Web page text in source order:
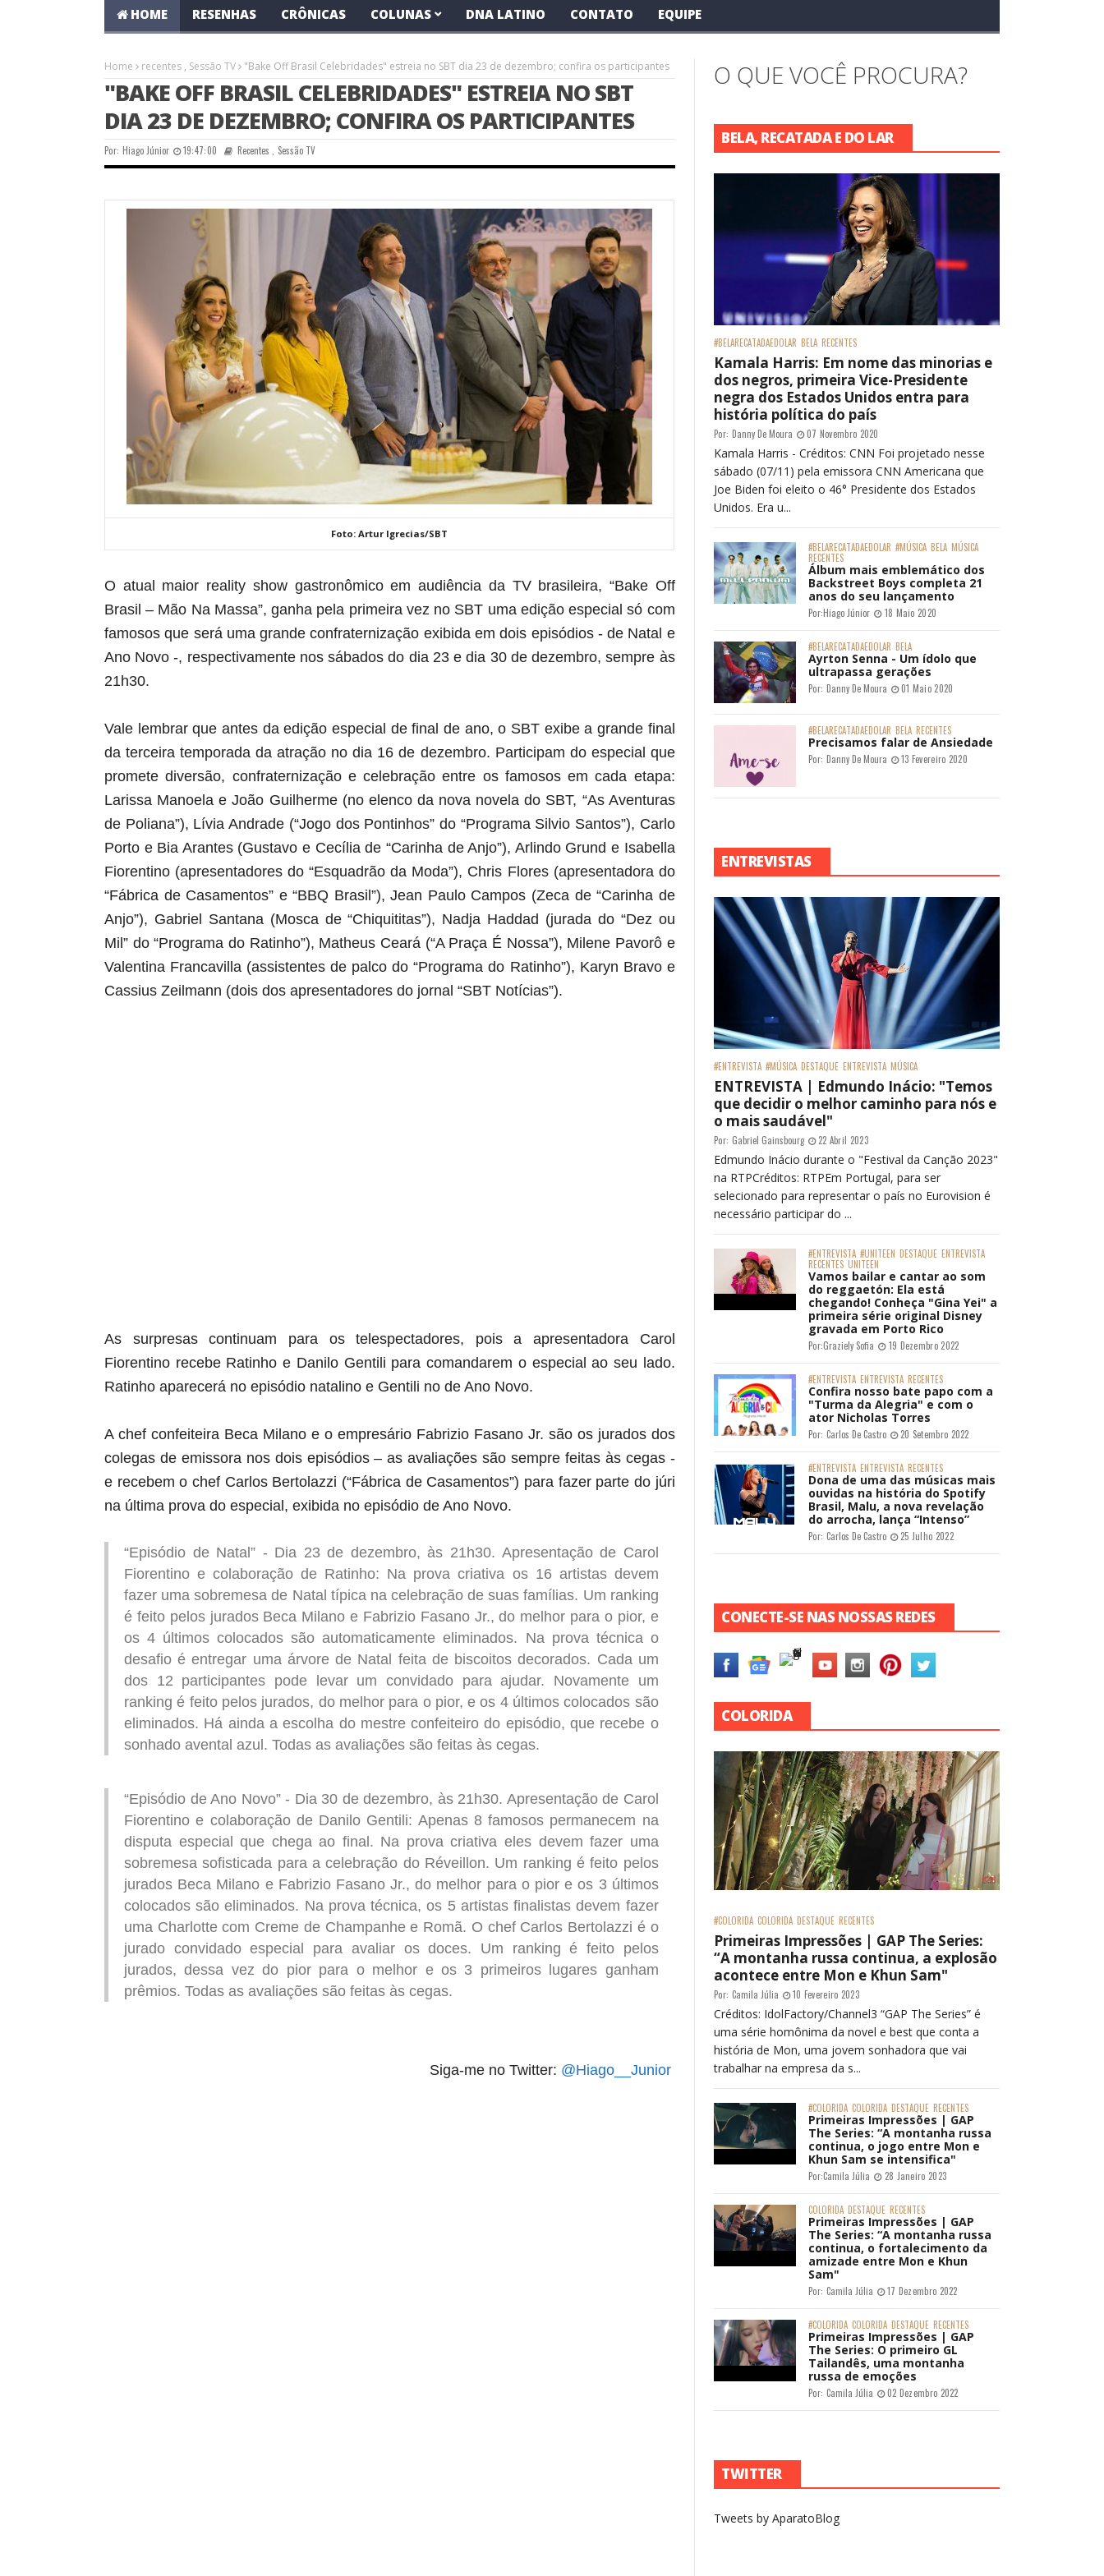
HOME RESENHAS CRÔNICAS COLUNAS DNA LATINO CONTATO EQUIPE
Home recentes , Sessão TV "Bake Off Brasil Celebridades" estreia no SBT dia 23 de dezembro; confira os participantes
"BAKE OFF BRASIL CELEBRIDADES" ESTREIA NO SBT
DIA 23 DE DEZEMBRO; CONFIRA OS PARTICIPANTES
Por: Hiago Júnior 19:47:00 Recentes Sessão TV
Foto: Artur Igrecias/SBT
O atual maior reality show gastronômico em audiência da TV brasileira, “Bake Off
Brasil – Mão Na Massa”, ganha pela primeira vez no SBT uma edição especial só com
famosos que será uma grande confraternização exibida em dois episódios - de Natal e
Ano Novo -, respectivamente nos sábados do dia 23 e dia 30 de dezembro, sempre às
21h30.
Vale lembrar que antes da edição especial de final de ano, o SBT exibe a grande final
da terceira temporada da atração no dia 16 de dezembro. Participam do especial que
promete diversão, confraternização e celebração entre os famosos em cada etapa:
Larissa Manoela e João Guilherme (no elenco da nova novela do SBT, “As Aventuras
de Poliana”), Lívia Andrade (“Jogo dos Pontinhos” do “Programa Silvio Santos”), Carlo
Porto e Bia Arantes (Gustavo e Cecília de “Carinha de Anjo”), Arlindo Grund e Isabella
Fiorentino (apresentadores do “Esquadrão da Moda”), Chris Flores (apresentadora do
“Fábrica de Casamentos” e “BBQ Brasil”), Jean Paulo Campos (Zeca de “Carinha de
Anjo”), Gabriel Santana (Mosca de “Chiquititas”), Nadja Haddad (jurada do “Dez ou
Mil” do “Programa do Ratinho”), Matheus Ceará (“A Praça É Nossa”), Milene Pavorô e
Valentina Francavilla (assistentes de palco do “Programa do Ratinho”), Karyn Bravo e
Cassius Zeilmann (dois dos apresentadores do jornal “SBT Notícias”).
As surpresas continuam para os telespectadores, pois a apresentadora Carol
Fiorentino recebe Ratinho e Danilo Gentili para comandarem o especial ao seu lado.
Ratinho aparecerá no episódio natalino e Gentili no de Ano Novo.
A chef confeiteira Beca Milano e o empresário Fabrizio Fasano Jr. são os jurados dos
colegas de emissora nos dois episódios – as avaliações são sempre feitas às cegas -
e recebem o chef Carlos Bertolazzi (“Fábrica de Casamentos”) para fazer parte do júri
na última prova do especial, exibida no episódio de Ano Novo.
“Episódio de Natal” - Dia 23 de dezembro, às 21h30. Apresentação de Carol
Fiorentino e colaboração de Ratinho: Na prova criativa os 16 artistas devem
fazer uma sobremesa de Natal típica na celebração de suas famílias. Um ranking
é feito pelos jurados Beca Milano e Fabrizio Fasano Jr., do melhor para o pior, e
os 4 últimos colocados são automaticamente eliminados. Na prova técnica o
desafio é entregar uma árvore de Natal feita de biscoitos decorados. Cada um
dos 12 participantes pode levar um convidado para ajudar. Novamente um
ranking é feito pelos jurados, do melhor para o pior, e os 4 últimos colocados são
eliminados. Há ainda a escolha do mestre confeiteiro do episódio, que recebe o
sonhado avental azul. Todas as avaliações são feitas às cegas.
“Episódio de Ano Novo” - Dia 30 de dezembro, às 21h30. Apresentação de Carol
Fiorentino e colaboração de Danilo Gentili: Apenas 8 famosos permanecem na
disputa especial que chega ao final. Na prova criativa eles devem fazer uma
sobremesa sofisticada para a celebração do Réveillon. Um ranking é feito pelos
jurados Beca Milano e Fabrizio Fasano Jr., do melhor para o pior e os 3 últimos
colocados são eliminados. Na prova técnica, os 5 artistas finalistas devem fazer
uma Charlotte com Creme de Champanhe e Romã. O chef Carlos Bertolazzi é o
jurado convidado especial para avaliar os doces. Um ranking é feito pelos
jurados, dessa vez do pior para o melhor e os 3 primeiros lugares ganham
prêmios. Todas as avaliações são feitas às cegas.
Siga-me no Twitter: @Hiago__Junior
O QUE VOCÊ PROCURA?
BELA, RECATADA E DO LAR
#BELARECATADAEDOLAR BELA RECENTES
Kamala Harris: Em nome das minorias e
dos negros, primeira Vice-Presidente
negra dos Estados Unidos entra para
história política do país
Por: Danny De Moura 07 Novembro 2020
Kamala Harris - Créditos: CNN Foi projetado nesse
sábado (07/11) pela emissora CNN Americana que
Joe Biden foi eleito o 46° Presidente dos Estados
Unidos. Era u...
#BELARECATADAEDOLAR #MÚSICA BELA MÚSICA
RECENTES
Álbum mais emblemático dos
Backstreet Boys completa 21
anos do seu lançamento
Por:Hiago Júnior 18 Maio 2020
#BELARECATADAEDOLAR BELA
Ayrton Senna - Um ídolo que
ultrapassa gerações
Por: Danny De Moura 01 Maio 2020
#BELARECATADAEDOLAR BELA RECENTES
Precisamos falar de Ansiedade
Por: Danny De Moura 13 Fevereiro 2020
ENTREVISTAS
#ENTREVISTA #MÚSICA DESTAQUE ENTREVISTA MÚSICA
ENTREVISTA | Edmundo Inácio: "Temos
que decidir o melhor caminho para nós e
o mais saudável"
Por: Gabriel Gainsbourg 22 Abril 2023
Edmundo Inácio durante o "Festival da Canção 2023"
na RTPCréditos: RTPEm Portugal, para ser
selecionado para representar o país no Eurovision é
necessário participar do ...
#ENTREVISTA #UNITEEN DESTAQUE ENTREVISTA
RECENTES UNITEEN
Vamos bailar e cantar ao som
do reggaetón: Ela está
chegando! Conheça "Gina Yei" a
primeira série original Disney
gravada em Porto Rico
Por:Graziely Sofia 19 Dezembro 2022
#ENTREVISTA ENTREVISTA RECENTES
Confira nosso bate papo com a
"Turma da Alegria" e com o
ator Nicholas Torres
Por: Carlos De Castro 20 Setembro 2022
#ENTREVISTA ENTREVISTA RECENTES
Dona de uma das músicas mais
ouvidas na história do Spotify
Brasil, Malu, a nova revelação
do arrocha, lança “Intenso”
Por: Carlos De Castro 25 Julho 2022
CONECTE-SE NAS NOSSAS REDES
COLORIDA
#COLORIDA COLORIDA DESTAQUE RECENTES
Primeiras Impressões | GAP The Series:
“A montanha russa continua, a explosão
acontece entre Mon e Khun Sam"
Por: Camila Júlia 10 Fevereiro 2023
Créditos: IdolFactory/Channel3 “GAP The Series” é
uma série homônima da novel e best que conta a
história de Mon, uma jovem sonhadora que vai
trabalhar na empresa da s...
#COLORIDA COLORIDA DESTAQUE RECENTES
Primeiras Impressões | GAP
The Series: “A montanha russa
continua, o jogo entre Mon e
Khun Sam se intensifica"
Por:Camila Júlia 28 Janeiro 2023
COLORIDA DESTAQUE RECENTES
Primeiras Impressões | GAP
The Series: “A montanha russa
continua, o fortalecimento da
amizade entre Mon e Khun
Sam"
Por: Camila Júlia 17 Dezembro 2022
#COLORIDA COLORIDA DESTAQUE RECENTES
Primeiras Impressões | GAP
The Series: O primeiro GL
Tailandês, uma montanha
russa de emoções
Por: Camila Júlia 02 Dezembro 2022
TWITTER
Tweets by AparatoBlog